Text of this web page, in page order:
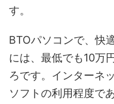
す。
BTOパソコンで、快
には、最低でも10万
ろです。インターネ
ソフトの利用程度で